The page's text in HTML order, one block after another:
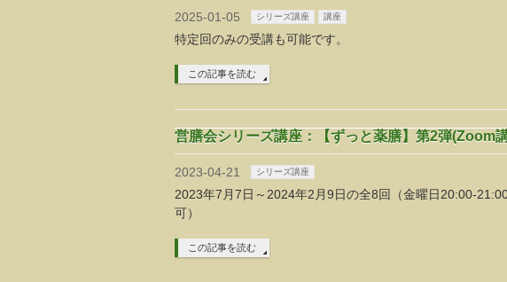
2025-01-05 シリーズ講座 講座
特定回のみの受講も可能です。
この記事を読む
営膳会シリーズ講座：【ずっと薬膳】第2弾(Zoom
2023-04-21 シリーズ講座
2023年7月7日～2024年2月9日の全8回（金曜日20:00-
可）
この記事を読む